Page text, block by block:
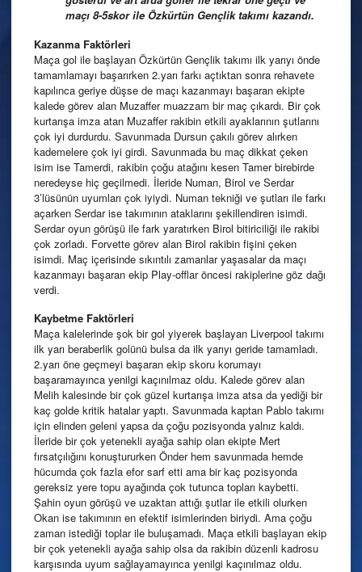
maçı 8-5skor ile Özkürtün Gençlik takımı kazandı.
Kazanma Faktörleri
Maça gol ile başlayan Özkürtün Gençlik takımı ilk yarıyı önde
tamamlamayı başarırken 2.yarı farkı açtıktan sonra rehavete
kapılınca geriye düşse de maçı kazanmayı başaran ekipte
kalede görev alan Muzaffer muazzam bir maç çıkardı. Bir çok
kurtarışa imza atan Muzaffer rakibin etkili ayaklarının şutlarını
çok iyi durdurdu. Savunmada Dursun çakılı görev alırken
kademelere çok iyi girdi. Savunmada bu maç dikkat çeken
isim ise Tamerdi, rakibin çoğu atağını kesen Tamer birebirde
neredeyse hiç geçilmedi. İleride Numan, Birol ve Serdar
3’lüsünün uyumları çok iyiydi. Numan tekniği ve şutları ile farkı
açarken Serdar ise takımının ataklarını şekillendiren isimdi.
Serdar oyun görüşü ile fark yaratırken Birol bitiriciliği ile rakibi
çok zorladı. Forvette görev alan Birol rakibin fişini çeken
isimdi. Maç içerisinde sıkıntılı zamanlar yaşasalar da maçı
kazanmayı başaran ekip Play-offlar öncesi rakiplerine göz dağı
verdi.
Kaybetme Faktörleri
Maça kalelerinde şok bir gol yiyerek başlayan Liverpool takımı
ilk yarı beraberlik golünü bulsa da ilk yarıyı geride tamamladı.
2.yarı öne geçmeyi başaran ekip skoru korumayı
başaramayınca yenilgi kaçınılmaz oldu. Kalede görev alan
Melih kalesinde bir çok güzel kurtarışa imza atsa da yediği bir
kaç golde kritik hatalar yaptı. Savunmada kaptan Pablo takımı
için elinden geleni yapsa da çoğu pozisyonda yalnız kaldı.
İleride bir çok yetenekli ayağa sahip olan ekipte Mert
fırsatçılığını konuştururken Önder hem savunmada hemde
hücumda çok fazla efor sarf etti ama bir kaç pozisyonda
gereksiz yere topu ayağında çok tutunca topları kaybetti.
Şahin oyun görüşü ve uzaktan attığı şutlar ile etkili olurken
Okan ise takımının en efektif isimlerinden biriydi. Ama çoğu
zaman istediği toplar ile buluşamadı. Maça etkili başlayan ekip
bir çok yetenekli ayağa sahip olsa da rakibin düzenli kadrosu
karşısında uyum sağlayamayınca yenilgi kaçınılmaz oldu.